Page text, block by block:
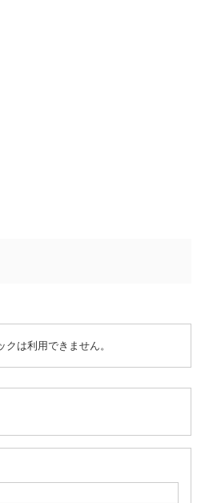
クは利用できません。